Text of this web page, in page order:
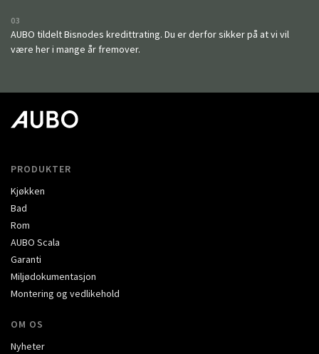
03
AUBO tildelt Bisnodes kredittrating. Du er derfor sikker på at vi vil
være her i mange år fremover.
PRODUKTER
Kjøkken
Bad
Rom
AUBO Scala
Garanti
Miljødokumentasjon
Montering og vedlikehold
OM OS
Nyheter